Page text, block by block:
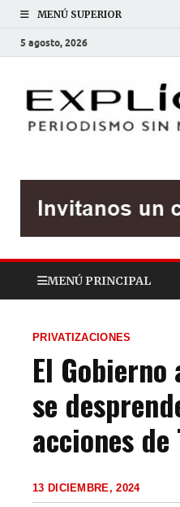
MENÚ SUPERIOR
5 agosto, 2026
MENÚ PRINCIPAL
PRIVATIZACIONES
El
se
acciones de
13 DICIEMBRE, 2024